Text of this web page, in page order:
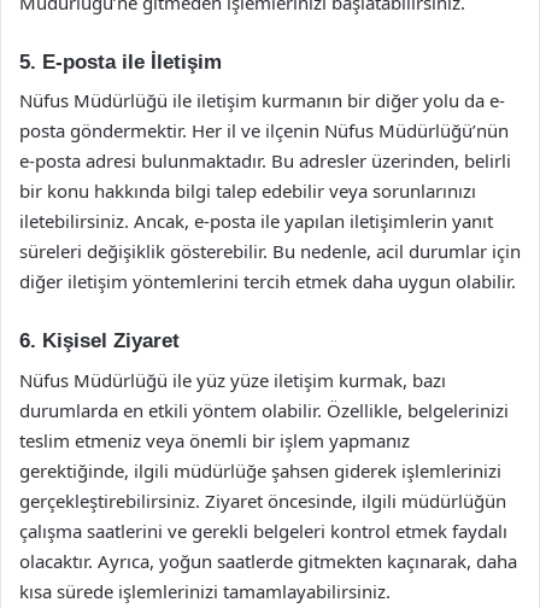
5. E-posta ile İletişim
Nüfus Müdürlüğü ile iletişim kurmanın bir diğer yolu da e-
posta göndermektir. Her il ve ilçenin Nüfus Müdürlüğü’nün
e-posta adresi bulunmaktadır. Bu adresler üzerinden, belirli
bir konu hakkında bilgi talep edebilir veya sorunlarınızı
iletebilirsiniz. Ancak, e-posta ile yapılan iletişimlerin yanıt
süreleri değişiklik gösterebilir. Bu nedenle, acil durumlar için
diğer iletişim yöntemlerini tercih etmek daha uygun olabilir.
6. Kişisel Ziyaret
Nüfus Müdürlüğü ile yüz yüze iletişim kurmak, bazı
durumlarda en etkili yöntem olabilir. Özellikle, belgelerinizi
teslim etmeniz veya önemli bir işlem yapmanız
gerektiğinde, ilgili müdürlüğe şahsen giderek işlemlerinizi
gerçekleştirebilirsiniz. Ziyaret öncesinde, ilgili müdürlüğün
çalışma saatlerini ve gerekli belgeleri kontrol etmek faydalı
olacaktır. Ayrıca, yoğun saatlerde gitmekten kaçınarak, daha
kısa sürede işlemlerinizi tamamlayabilirsiniz.